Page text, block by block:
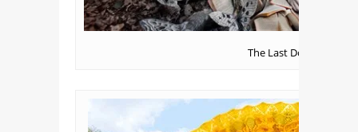
The Last Door of